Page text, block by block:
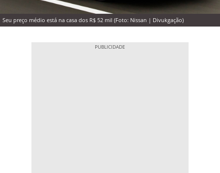
Seu preço médio está na casa dos R$ 52 mil (Foto: Nissan | Divukgação)